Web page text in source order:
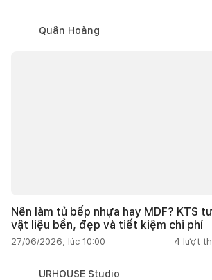
Quân Hoàng
Nên làm tủ bếp nhựa hay MDF? KTS
vật liệu bền, đẹp và tiết kiệm chi phí
27/06/2026, lúc 10:00 4 lượt
URHOUSE Studio